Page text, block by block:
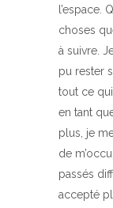
l’espace.
choses
à suivre.
pu rester
tout ce
en tant
plus, je
de
passés
accepté